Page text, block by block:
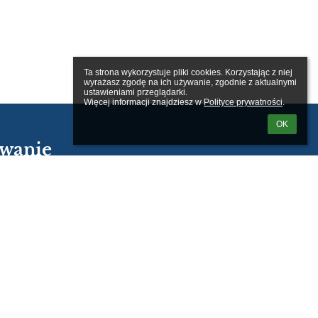
Ta strona wykorzystuje pliki cookies. Korzystając z niej
wyrażasz zgodę na ich używanie, zgodnie z aktualnymi
ustawieniami przeglądarki.
Więcej informacji znajdziesz w Polityce prywatności.
OK